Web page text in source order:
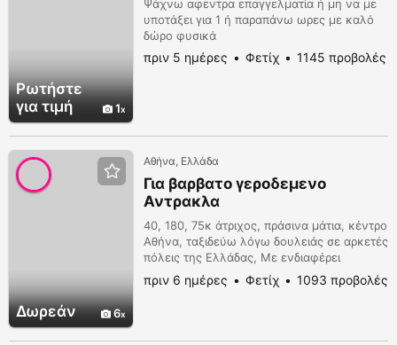
Ρωτήστε
για τιμή
1
Ψάχνω αφεντρα επαγγελματία ή μη να με
υποτάξει για 1 ή παραπάνω ωρες με καλό
δώρο φυσικά
πριν 5 ημέρες Φετίχ 1145 προβολές
Δωρεάν 6
Αθήνα, Ελλάδα
Για βαρβατο γεροδεμενο
Αντρακλα
40, 180, 75κ άτριχος, πράσινα μάτια, κέντρο
Αθήνα, ταξιδεύω λόγω δουλειάς σε αρκετές
πόλεις της Ελλάδας, Με ενδιαφέρει
αποκλειστικά και μόνο γνωριμία με
γεροδεμένο τριχωτό βαρβάτο Άντρακλα,
πριν 6 ημέρες Φετίχ 1093 προβολές